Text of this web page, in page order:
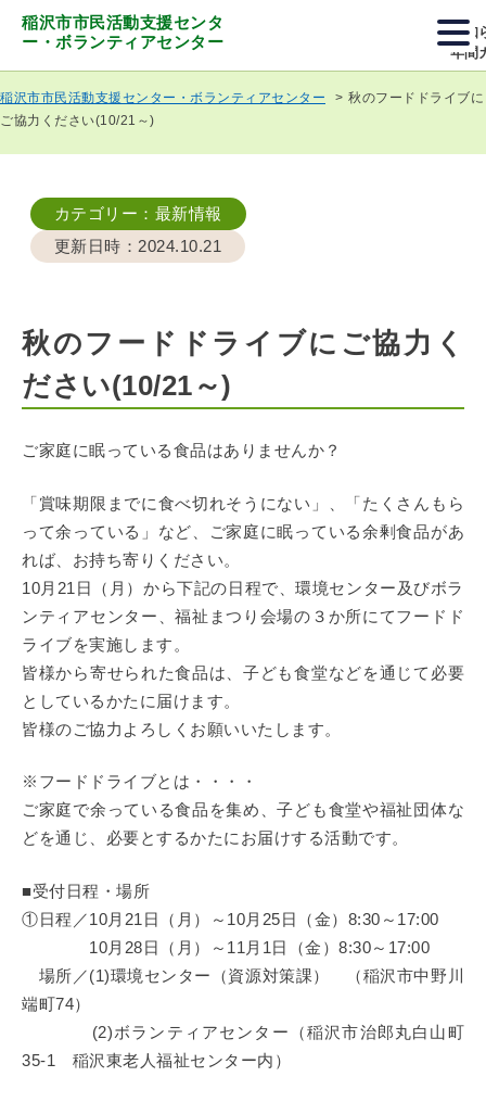
稲沢市市民活動支援センタ
ー・ボランティアセンター
お知
年間
稲沢市市民活動支援センター・ボランティアセンター
秋のフードドライブに
ご協力ください(10/21～)
カテゴリー ：最新情報
更新日時 ：2024.10.21
秋のフードドライブにご協力く
ださい(10/21～)
ご家庭に眠っている食品はありませんか？
「賞味期限までに食べ切れそうにない」、「たくさんもら
って余っている」など、ご家庭に眠っている余剰食品があ
れば、お持ち寄りください。
10月21日（月）から下記の日程で、環境センター及びボラ
ンティアセンター、福祉まつり会場の３か所にてフードド
ライブを実施します。
皆様から寄せられた食品は、子ども食堂などを通じて必要
としているかたに届けます。
皆様のご協力よろしくお願いいたします。
※フードドライブとは・・・・
ご家庭で余っている食品を集め、子ども食堂や福祉団体な
どを通じ、必要とするかたにお届けする活動です。
■受付日程・場所
①日程／10月21日（月）～10月25日（金）8:30～17:00
10月28日（月）～11月1日（金）8:30～17:00
場所／(1)環境センター（資源対策課） （稲沢市中野川
端町74）
(2)ボランティアセンター（稲沢市治郎丸白山町
35-1 稲沢東老人福祉センター内）